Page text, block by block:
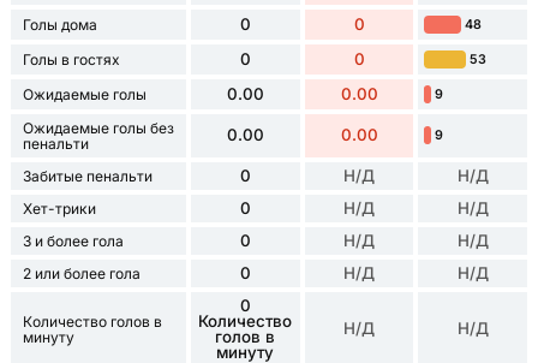
Голы дома 0 0 48
Голы в гостях 0 0 53
Ожидаемые голы 0.00 0.00 9
Ожидаемые голы без
пенальти
0.00 0.00 9
Забитые пенальти 0 Н/Д Н/Д
Хет-трики 0 Н/Д Н/Д
3 и более гола 0 Н/Д Н/Д
2 или более гола 0 Н/Д Н/Д
Количество голов в
минуту
0
Количество
голов в
минуту
Н/Д Н/Д